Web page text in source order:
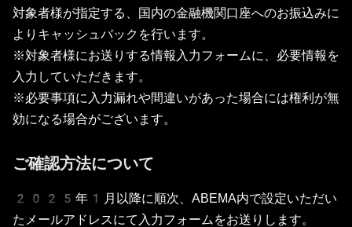
対象者様が指定する、国内の金融機関口座へのお振込みに
よりキャッシュバックを行います。
※対象者様にお送りする情報入力フォームに、必要情報を
入力していただきます。
※必要事項に入力漏れや間違いがあった場合には権利が無
効になる場合がございます。
ご確認方法について
2025年1月以降に順次、ABEMA内で設定いただい
たメールアドレスにて入力フォームをお送りします。